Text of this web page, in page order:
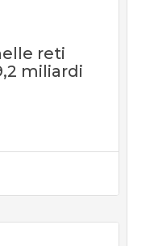
reti
miliardi